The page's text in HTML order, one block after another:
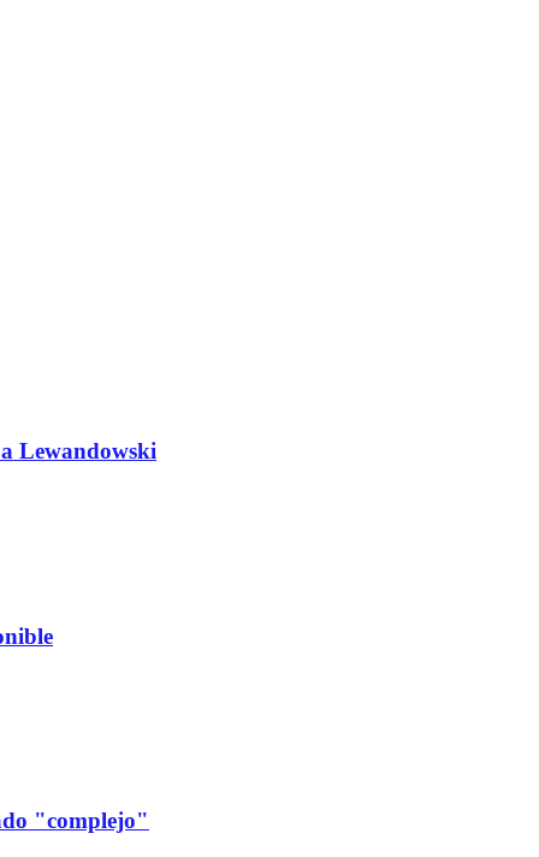
Lewandowski
"complejo"